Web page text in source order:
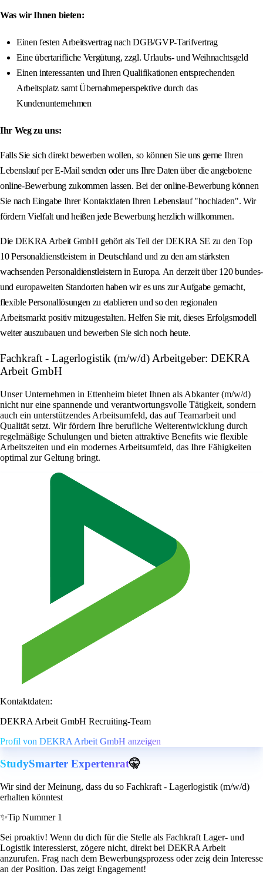
Was wir Ihnen bieten:
Einen festen Arbeitsvertrag nach DGB/GVP-Tarifvertrag
Eine übertarifliche Vergütung, zzgl. Urlaubs- und Weihnachtsgeld
Einen interessanten und Ihren Qualifikationen entsprechenden
Arbeitsplatz samt Übernahmeperspektive durch das
Kundenunternehmen
Ihr Weg zu uns:
Falls Sie sich direkt bewerben wollen, so können Sie uns gerne Ihren
Lebenslauf per E-Mail senden oder uns Ihre Daten über die angebotene
online-Bewerbung zukommen lassen. Bei der online-Bewerbung können
Sie nach Eingabe Ihrer Kontaktdaten Ihren Lebenslauf "hochladen". Wir
fördern Vielfalt und heißen jede Bewerbung herzlich willkommen.
Die DEKRA Arbeit GmbH gehört als Teil der DEKRA SE zu den Top
10 Personaldienstleistern in Deutschland und zu den am stärksten
wachsenden Personaldienstleistern in Europa. An derzeit über 120 bundes-
und europaweiten Standorten haben wir es uns zur Aufgabe gemacht,
flexible Personallösungen zu etablieren und so den regionalen
Arbeitsmarkt positiv mitzugestalten. Helfen Sie mit, dieses Erfolgsmodell
weiter auszubauen und bewerben Sie sich noch heute.
Fachkraft - Lagerlogistik (m/w/d) Arbeitgeber: DEKRA
Arbeit GmbH
Unser Unternehmen in Ettenheim bietet Ihnen als Abkanter (m/w/d)
nicht nur eine spannende und verantwortungsvolle Tätigkeit, sondern
auch ein unterstützendes Arbeitsumfeld, das auf Teamarbeit und
Qualität setzt. Wir fördern Ihre berufliche Weiterentwicklung durch
regelmäßige Schulungen und bieten attraktive Benefits wie flexible
Arbeitszeiten und ein modernes Arbeitsumfeld, das Ihre Fähigkeiten
optimal zur Geltung bringt.
Kontaktdaten:
DEKRA Arbeit GmbH Recruiting-Team
Profil von DEKRA Arbeit GmbH anzeigen
StudySmarter Expertenrat🤫
Wir sind der Meinung, dass du so Fachkraft - Lagerlogistik (m/w/d)
erhalten könntest
✨Tip Nummer 1
Sei proaktiv! Wenn du dich für die Stelle als Fachkraft Lager- und
Logistik interessierst, zögere nicht, direkt bei DEKRA Arbeit
anzurufen. Frag nach dem Bewerbungsprozess oder zeig dein Interesse
an der Position. Das zeigt Engagement!